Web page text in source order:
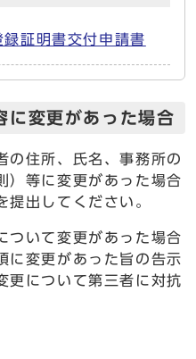
証明書交付申請書
に変更があった場合
の住所、氏名、事務所の
）等に変更があった場合
提出してください。
ついて変更があった場合
に変更があった旨の告示
更について第三者に対抗